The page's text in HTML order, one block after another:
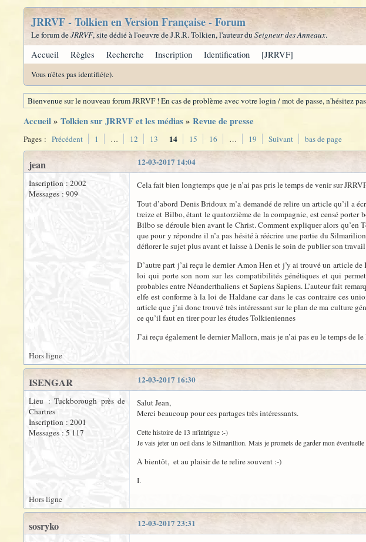
JRRVF - Tolkien en Version Française - Forum
Le forum deJRRVF, site dédié à l'oeuvre de J.R.R. Tolkien, l'auteur du Seigneur des Anneaux.
Accueil Règles Recherche Inscription Identification [JRRVF]
Vous n'êtes pas identifié(e).
Bienvenue sur le nouveau forum JRRVF ! En cas de problème avec votre login / mot de passe, n'hésitez
Accueil» Tolkien sur JRRVF et les médias» Revue de presse
Pages : Précédent 1 … 12 13 14 15 16 … 19 Suivant bas de page
12-03-2017 14:04
jean
Inscription : 2002
Messages : 909
Cela fait bien longtemps que je n’ai pas pris le temps de venir sur
Tout d’abord Denis Bridoux m’a demandé de relire un article qu’il a
treize et Bilbo, étant le quatorzième de la compagnie, est censé
Bilbo se déroule bien avant le Christ. Comment expliquer alors qu’en
que pour y répondre il n’a pas hésité à réécrire une partie du
déflorer le sujet plus avant et laisse à Denis le soin de publier son
D’autre part j’ai reçu le dernier Amon Hen et j’y ai trouvé un article
loi qui porte son nom sur les compatibilités génétiques et qui
probables entre Néanderthaliens et Sapiens Sapiens. L’auteur fait
elfe est conforme à la loi de Haldane car dans le cas contraire ces
article que j’ai donc trouvé très intéressant sur le plan de ma culture
ce qu’il faut en tirer pour les études Tolkieniennes
J’ai reçu également le dernier Mallorn, mais je n’ai pas eu le temps de
Hors ligne
12-03-2017 16:30
ISENGAR
Lieu : Tuckborough près de
Chartres
Inscription : 2001
Messages : 5 117
Salut Jean,
Merci beaucoup pour ces partages très intéressants.
Cette histoire de 13 m'intrigue :-)
Je vais jeter un oeil dans le Silmarillion. Mais je promets de garder mon
À bientôt, et au plaisir de te relire souvent :-)
I.
Hors ligne
12-03-2017 23:31
sosryko